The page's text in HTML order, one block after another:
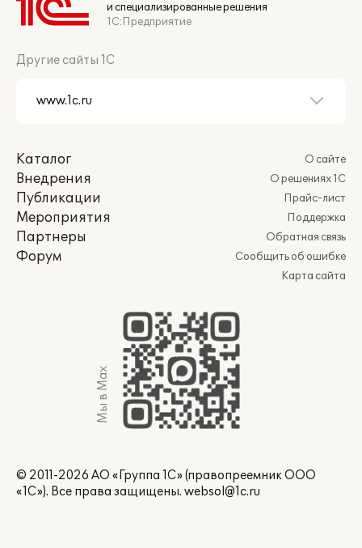
и специализированные решения
1С:Предприятие
Другие сайты 1С
Каталог
Внедрения
Публикации
Мероприятия
Партнеры
Форум
О сайте
О решениях 1С
Прайс-лист
Поддержка
Обратная связь
Сообщить об ошибке
Карта сайта
Мы в Max
© 2011-2026 АО «Группа 1С» (правопреемник ООО
«1С»). Все права защищены. websol@1c.ru